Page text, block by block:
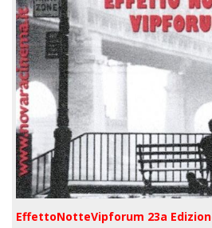
EffettoNotteVipforum 23a